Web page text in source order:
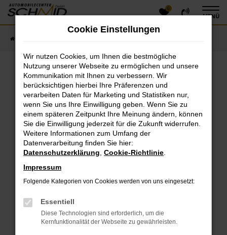
Zum
Hauptinhalt
0
MENÜ
Fehler: Network Error
Beim Laden ist ein Fehler aufgetreten.
Hier sind ein paar Tipps, die dir helfen können:
Überprüfe deine Firewall und deine
Internetverbindung.
Laden andere Webseiten, zum Beispiel deine
Suchmaschine?
Prüfe deine Browsererweiterungen.
das Laden bestimmter Seiten verhindern.
Funktioniert die Seite in einem anderen Browser
oder in einem privaten Fenster?
Cookie Einstellungen
Wir nutzen Cookies, um Ihnen die bestmögliche
Nutzung unserer Webseite zu ermöglichen und unsere
Kommunikation mit Ihnen zu verbessern. Wir
berücksichtigen hierbei Ihre Präferenzen und
verarbeiten Daten für Marketing und Statistiken nur,
wenn Sie uns Ihre Einwilligung geben. Wenn Sie zu
einem späteren Zeitpunkt Ihre Meinung ändern, können
Sie die Einwilligung jederzeit für die Zukunft widerrufen.
Weitere Informationen zum Umfang der
Datenverarbeitung finden Sie hier:
Datenschutzerklärung Cookie-Richtlinie
Impressum
Folgende Kategorien von Cookies werden von uns eingesetzt:
Essentiell
Diese Technologien sind erforderlich, um die
Kernfunktionalität der Webseite zu gewährleisten.